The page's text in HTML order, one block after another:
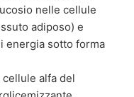
nelle cellule
adiposo) e
energia sotto forma
alfa del